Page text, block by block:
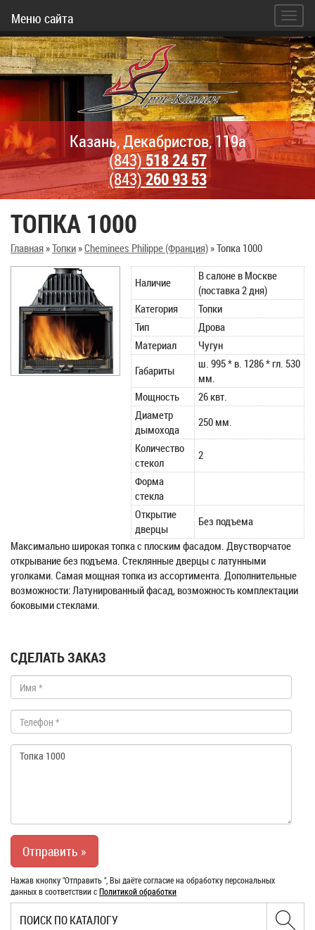
Меню сайта
Казань, Декабристов, 119а
(843)518 24 57
(843)260 93 53
ТОПКА 1000
Главная»Топки»Cheminees Philippe (Франция)»Топка 1000
Наличие
В салоне в Москве
(поставка 2 дня)
Категория
Топки
Тип
Дрова
Материал
Чугун
Габариты
ш. 995 * в. 1286 * гл. 530
мм.
Мощность
26 квт.
Диаметр
дымохода
250 мм.
Количество
стекол
2
Форма
стекла
Открытие
дверцы
Без подъема
Максимально широкая топка с плоским фасадом. Двустворчатое
открывание без подъема. Стеклянные дверцы с латунными
уголками. Самая мощная топка из ассортимента. Дополнительные
возможности: Латунированный фасад, возможность комплектации
боковыми стеклами.
СДЕЛАТЬ ЗАКАЗ
Нажав кнопку "Отправить ", Вы даёте согласие на обработку персональных
данных в соответствии сПолитикой обработки